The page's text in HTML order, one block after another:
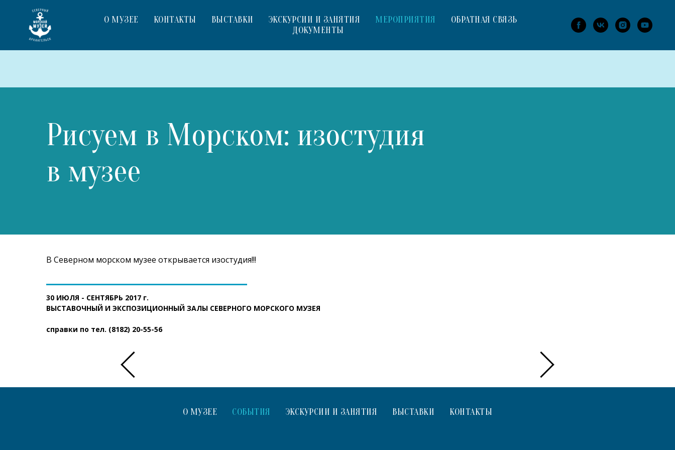
О МУЗЕЕ КОНТАКТЫ ВЫСТАВКИ ЭКСКУРСИИ И ЗАНЯТИЯ МЕРОПРИЯТИЯ
ОБРАТНАЯ СВЯЗЬ
ДОКУМЕНТЫ
Рисуем в Морском: изостудия
в музее
В Северном морском музее открывается изостудия!!!
30 ИЮЛЯ - СЕНТЯБРЬ 2017 г.
ВЫСТАВОЧНЫЙ И ЭКСПОЗИЦИОННЫЙ ЗАЛЫ СЕВЕРНОГО МОРСКОГО МУЗЕЯ
справки по тел. (8182) 20-55-56
О МУЗЕЕ СОБЫТИЯ ЭКСКУРСИИ И ЗАНЯТИЯ ВЫСТАВКИ КОНТАКТЫ